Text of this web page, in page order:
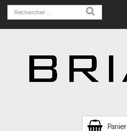
Panier